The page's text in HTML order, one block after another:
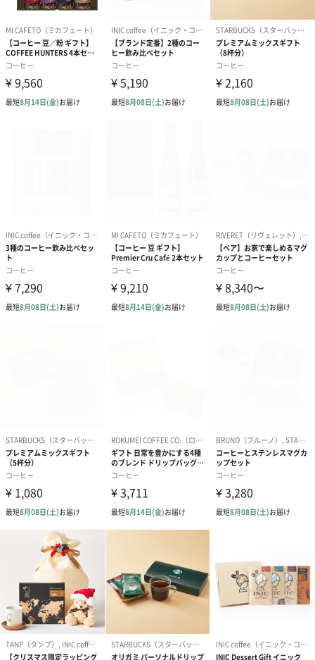
洋酒にはないアプリコットのようなフルーツ感と香り、さらに優
全8種類の解説書を眺めながらコーヒーを楽しむ
一つ一つ、手詰めにこだわるドリップバッグ
送る相手を選ばないドリップバッグは誰でも手軽に淹れることが
出来ます。通常ドリップバッグの製造は手間がかかることから外
注し機械で大量生産されることが多く鮮度が落ちやすくなってし
また、機械は通常10gまでしかバッグに充填できません。それを手
詰めにすることで12gという大容量を入れることが可能になりま
す。そうすることでしっかりとした香味をドリップすることが可
能になりました。希少価値の高いレアコーヒーをドリップバッグ
にするということはまさに丁寧な「手詰め」がベストの製造方法
です。最上級のものには最上級の仕事が必要！これらが0566珈琲
製作所ドリップバッグの旨さの秘密なのです。
0566珈琲製作所